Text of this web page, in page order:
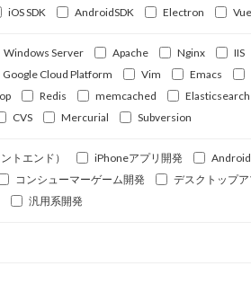
iOS SDK AndroidSDK Electron
Windows Server Apache Nginx
IIS
Google Cloud Platform Vim Emacs
Redis memcached Elasticsearch
CVS Mercurial Subversion
トエンド） iPhoneアプリ開発
コンシューマーゲーム開発
デスクトップ
汎用系開発